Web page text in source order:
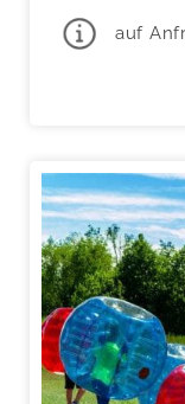
auf